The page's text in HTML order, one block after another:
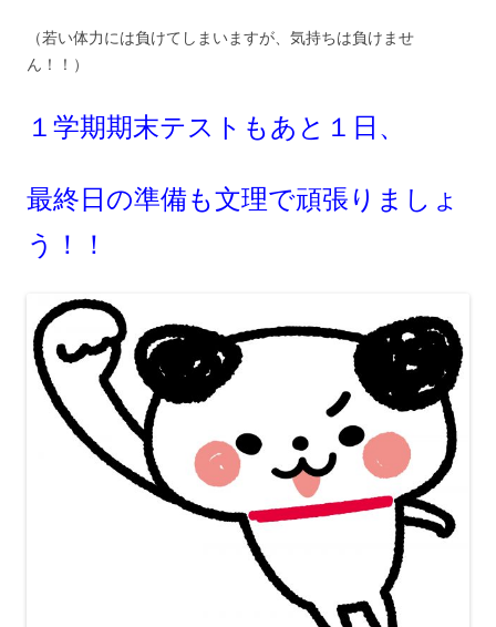
（若い体力には負けてしまいますが、気持ちは負けませ
ん！！）
１学期期末テストもあと１日、
最終日の準備も文理で頑張りましょ
う！！